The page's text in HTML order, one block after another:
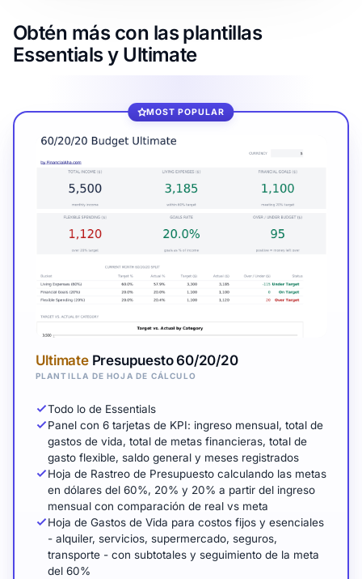
Obtén más con las plantillas
Essentials y Ultimate
MOST POPULAR
UltimatePresupuesto 60/20/20
PLANTILLA DE HOJA DE CÁLCULO
Todo lo de Essentials
Panel con 6 tarjetas de KPI: ingreso mensual, total de
gastos de vida, total de metas financieras, total de
gasto flexible, saldo general y meses registrados
Hoja de Rastreo de Presupuesto calculando las metas
en dólares del 60%, 20% y 20% a partir del ingreso
mensual con comparación de real vs meta
Hoja de Gastos de Vida para costos fijos y esenciales
- alquiler, servicios, supermercado, seguros,
transporte - con subtotales y seguimiento de la meta
del 60%